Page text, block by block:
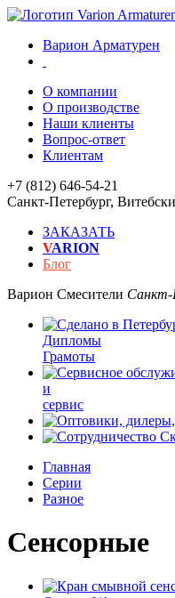
Варион Арматурен
О компании
О производстве
Наши клиенты
Вопрос-ответ
Клиентам
+7 (812) 646-54-21
Санкт-Петербург,
ЗАКАЗАТЬ
VARION
Блог
Варион Смесители Санкт-
Дипломы
Грамоты
и
сервис
Главная
Серии
Разное
Сенсорные